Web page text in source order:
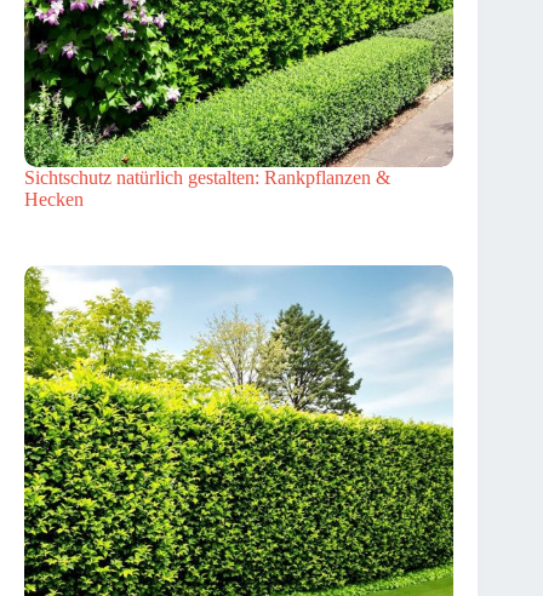
Sichtschutz natürlich gestalten: Rankpflanzen &
Hecken